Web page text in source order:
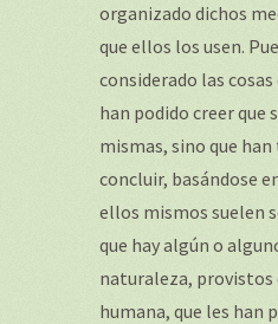
organizado dichos
que ellos los usen.
considerado las
han podido creer que
mismas, sino que
concluir, basándose
ellos mismos suelen
que hay algún o
naturaleza, provistos
humana, que les han